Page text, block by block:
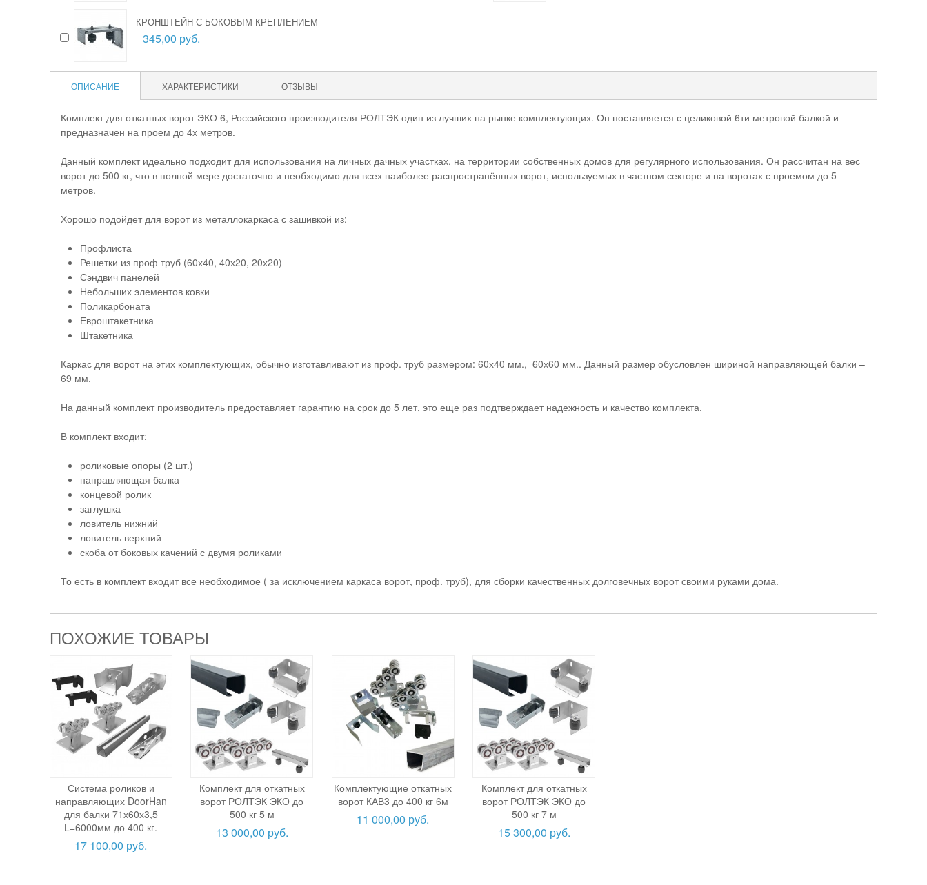
КРОНШТЕЙН С БОКОВЫМ КРЕПЛЕНИЕМ
345,00 руб.
ОПИСАНИЕ ХАРАКТЕРИСТИКИ ОТЗЫВЫ
Комплект для откатных ворот ЭКО 6, Российского производителя РОЛТЭК один из лучших на рынке комплектующих. Он поставляется с целиковой 6ти метровой балкой и
предназначен на проем до 4х метров.
Данный комплект идеально подходит для использования на личных дачных участках, на территории собственных домов для регулярного использования. Он рассчитан на вес
ворот до 500 кг, что в полной мере достаточно и необходимо для всех наиболее распространённых ворот, используемых в частном секторе и на воротах с проемом до 5
метров.
Хорошо подойдет для ворот из металлокаркаса с зашивкой из:
Профлиста
Решетки из проф труб (60х40, 40х20, 20х20)
Сэндвич панелей
Небольших элементов ковки
Поликарбоната
Евроштакетника
Штакетника
Каркас для ворот на этих комплектующих, обычно изготавливают из проф. труб размером: 60х40 мм., 60х60 мм.. Данный размер обусловлен шириной направляющей балки –
69 мм.
На данный комплект производитель предоставляет гарантию на срок до 5 лет, это еще раз подтверждает надежность и качество комплекта.
В комплект входит:
роликовые опоры (2 шт.)
направляющая балка
концевой ролик
заглушка
ловитель нижний
ловитель верхний
скоба от боковых качений с двумя роликами
То есть в комплект входит все необходимое ( за исключением каркаса ворот, проф. труб), для сборки качественных долговечных ворот своими руками дома.
ПОХОЖИЕ ТОВАРЫ
Система роликов и
направляющих DoorHan
для балки 71х60х3,5
L=6000мм до 400 кг.
17 100,00 руб.
Комплект для откатных
ворот РОЛТЭК ЭКО до
500 кг 5 м
13 000,00 руб.
Комплектующие откатных
ворот КАВ3 до 400 кг 6м
11 000,00 руб.
Комплект для откатных
ворот РОЛТЭК ЭКО до
500 кг 7 м
15 300,00 руб.